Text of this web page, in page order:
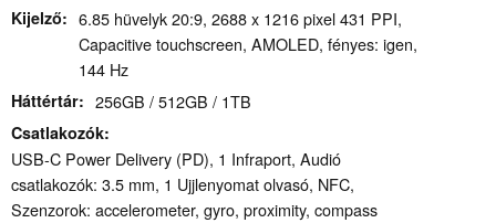
Kijelző
6.85 hüvelyk 20:9, 2688 x 1216 pixel 431 PPI,
Capacitive touchscreen, AMOLED, fényes: igen,
144 Hz
Háttértár 256GB / 512GB / 1TB
Csatlakozók
USB-C Power Delivery (PD), 1 Infraport, Audió
csatlakozók: 3.5 mm, 1 Ujjlenyomat olvasó, NFC,
Szenzorok: accelerometer, gyro, proximity, compass